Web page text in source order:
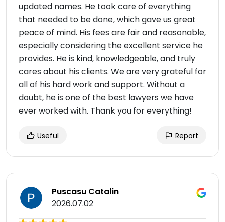
updated names. He took care of everything
that needed to be done, which gave us great
peace of mind. His fees are fair and reasonable,
especially considering the excellent service he
provides. He is kind, knowledgeable, and truly
cares about his clients. We are very grateful for
all of his hard work and support. Without a
doubt, he is one of the best lawyers we have
ever worked with. Thank you for everything!
Useful Report
Puscasu Catalin
2026.07.02